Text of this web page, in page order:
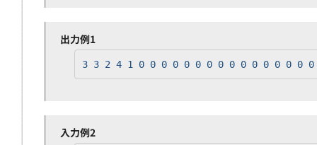
出力例1
3 3 2 4 1 0 0 0 0 0 0 0 0 0 0 0 0 0 0 0
入力例2